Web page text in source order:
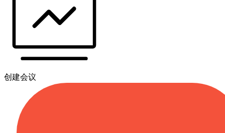
创建会议